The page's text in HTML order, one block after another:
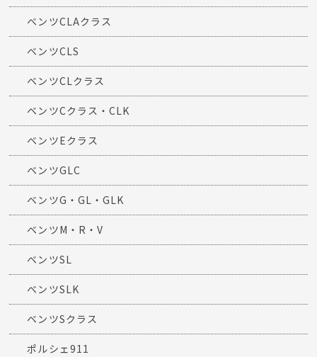
ベンツCLAクラス
ベンツCLS
ベンツCLクラス
ベンツCクラス・CLK
ベンツEクラス
ベンツGLC
ベンツG・GL・GLK
ベンツM・R・V
ベンツSL
ベンツSLK
ベンツSクラス
ポルシェ911